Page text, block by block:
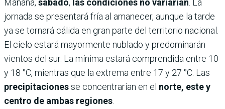
Mañana, sábado, las condiciones no variarían . La
jornada se presentará fría al amanecer, aunque la tarde
ya se tornará cálida en gran parte del territorio nacional.
El cielo estará mayormente nublado y predominarán
vientos del sur. La mínima estará comprendida entre 10
y 18 °C, mientras que la extrema entre 17 y 27 °C. Las
precipitacionesse concentrarían en el norte, este y
centro de ambas regiones